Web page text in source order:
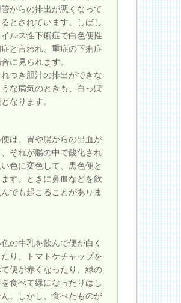
からの排出が悪くなって
とされています。しばし
ルス性下痢症で白色便性
と言われ、重症の下痢症
に見られます。
つき胆汁の排出ができな
な病気のときも、白っぽ
なります。
は、胃や腸からの出血が
それが腸の中で酸化され
色に変色して、黒色便と
す。ときに鼻血などを飲
でも起こることがありま
の牛乳を飲んで便が白く
り、トマトケチャップを
便が赤くなったり、緑の
食べて緑になったりはし
ん。しかし、食べたものが